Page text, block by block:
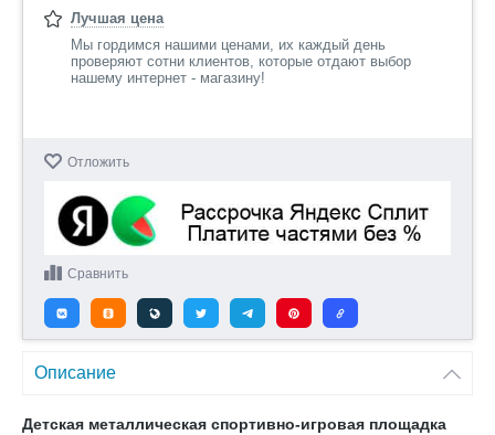
Лучшая цена
Мы гордимся нашими ценами, их каждый день
проверяют сотни клиентов, которые отдают выбор
нашему интернет - магазину!
Отложить
Сравнить
Описание
Детская металлическая спортивно-игровая площадка